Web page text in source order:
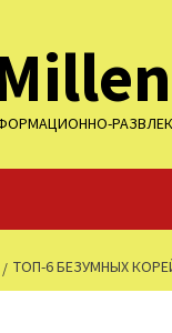
ТОП-6 БЕЗУМНЫХ